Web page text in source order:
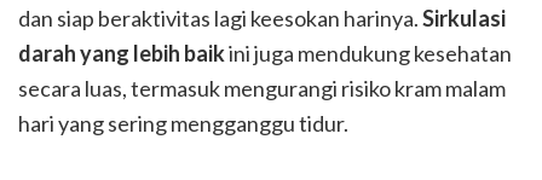
dan siap beraktivitas lagi keesokan harinya.Sirkulasi
darah yang lebih baikini juga mendukung kesehatan
secara luas, termasuk mengurangi risiko kram malam
hari yang sering mengganggu tidur.